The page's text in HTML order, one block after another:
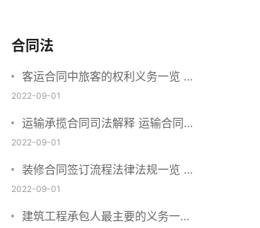
合什么要件？
合同法
客运合同中旅客的权利义务一览 主
要包括这些内容
2022-09-01
运输承揽合同司法解释 运输合同中
承运人的义务有哪些
2022-09-01
装修合同签订流程法律法规一览 律
师解答
2022-09-01
建筑工程承包人最主要的义务一览